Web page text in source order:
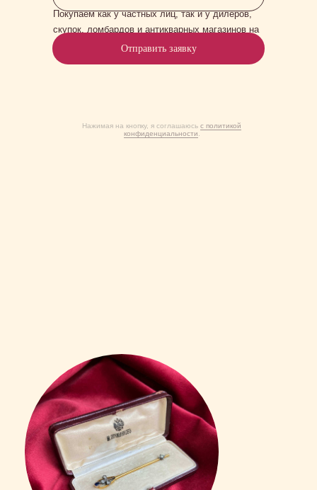
Покупаем как у частных лиц, так и у дилеров,
скупок, ломбардов и антикварных магазинов на
постоянной основе.
Нажимая на кнопку, я соглашаюсь с политикой
конфиденциальности
Отправить заявку